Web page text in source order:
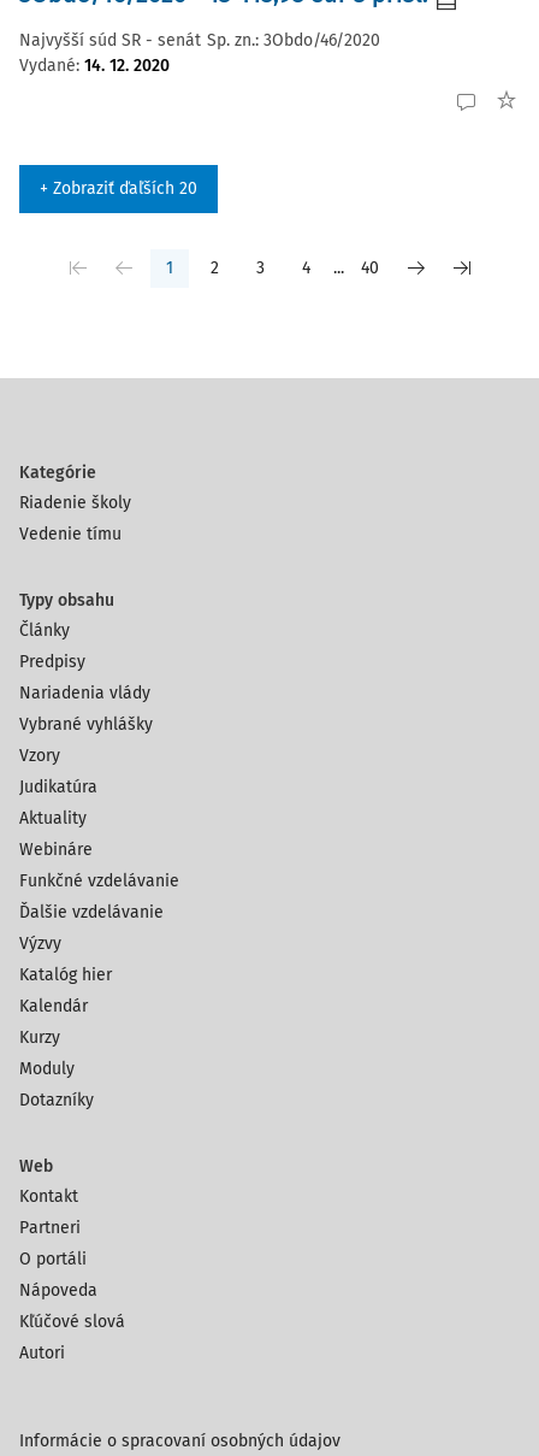
Najvyšší súd SR - senát Sp. zn.: 3Obdo/46/2020
Vydané: 14. 12. 2020
+ Zobraziť ďaľších 20
1 2 3 4 ... 40
Kategórie
Riadenie školy
Vedenie tímu
Typy obsahu
Články
Predpisy
Nariadenia vlády
Vybrané vyhlášky
Vzory
Judikatúra
Aktuality
Webináre
Funkčné vzdelávanie
Ďalšie vzdelávanie
Výzvy
Katalóg hier
Kalendár
Kurzy
Moduly
Dotazníky
Web
Kontakt
Partneri
O portáli
Nápoveda
Kľúčové slová
Autori
Informácie o spracovaní osobných údajov